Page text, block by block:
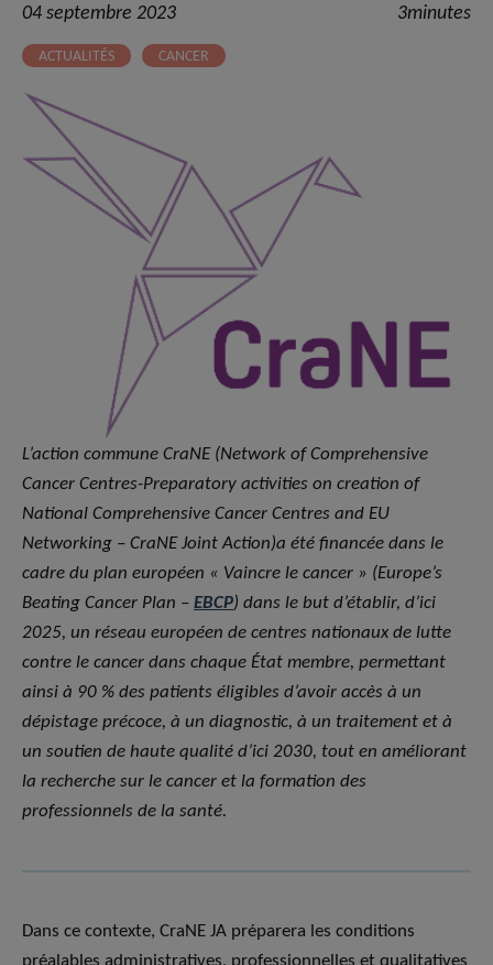
04 septembre 2023 3minutes
ACTUALITÉS CANCER
L’action commune CraNE (Network of Comprehensive
Cancer Centres-Preparatory activities on creation of
National Comprehensive Cancer Centres and EU
Networking – CraNE Joint Action)a été financée dans le
cadre du plan européen « Vaincre le cancer » (Europe’s
Beating Cancer Plan – EBCP) dans le but d’établir, d’ici
2025, un réseau européen de centres nationaux de lutte
contre le cancer dans chaque État membre, permettant
ainsi à 90 % des patients éligibles d’avoir accès à un
dépistage précoce, à un diagnostic, à un traitement et à
un soutien de haute qualité d’ici 2030, tout en améliorant
la recherche sur le cancer et la formation des
professionnels de la santé.
Dans ce contexte, CraNE JA préparera les conditions